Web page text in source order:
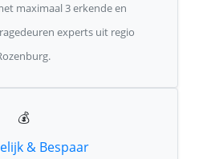
maximaal 3 erkende en
experts uit regio
💰
& Bespaar